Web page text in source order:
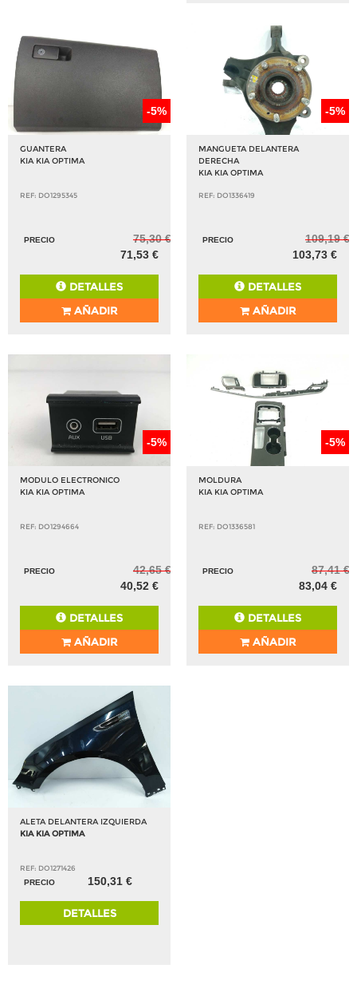
-5%
GUANTERA
KIA KIA OPTIMA
REF: DO1295345
PRECIO
75,30 €
71,53 €
DETALLES
AÑADIR
-5%
MANGUETA DELANTERA
DERECHA
KIA KIA OPTIMA
REF: DO1336419
PRECIO
109,19 €
103,73 €
DETALLES
AÑADIR
-5%
MODULO ELECTRONICO
KIA KIA OPTIMA
REF: DO1294664
PRECIO
42,65 €
40,52 €
DETALLES
AÑADIR
-5%
MOLDURA
KIA KIA OPTIMA
REF: DO1336581
PRECIO
87,41 €
83,04 €
DETALLES
AÑADIR
ALETA DELANTERA IZQUIERDA
KIA KIA OPTIMA
REF: DO1271426
PRECIO
150,31 €
DETALLES